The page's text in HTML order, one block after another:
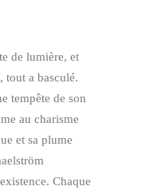
de lumière, et
tout a basculé.
tempête de son
au charisme
et sa plume
Chaque